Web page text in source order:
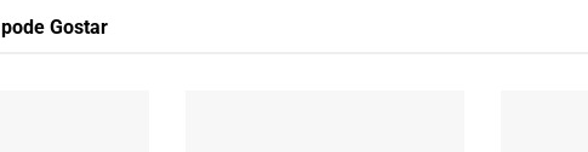
pode Gostar